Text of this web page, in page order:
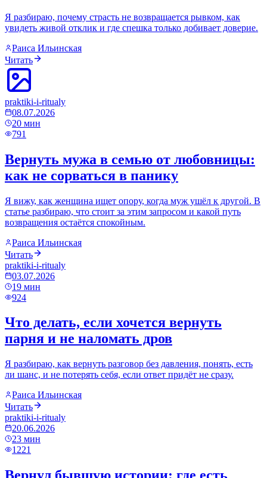
Я разбираю, почему страсть не возвращается рывком, как
увидеть живой отклик и где спешка только добивает доверие.
Раиса Ильинская
Читать
praktiki-i-ritualy
08.07.2026
20 мин
791
Вернуть мужа в семью от любовницы:
как не сорваться в панику
Я вижу, как женщина ищет опору, когда муж ушёл к другой. В
статье разбираю, что стоит за этим запросом и какой путь
возвращения остаётся спокойным.
Раиса Ильинская
Читать
praktiki-i-ritualy
03.07.2026
19 мин
924
Что делать, если хочется вернуть
парня и не наломать дров
Я разбираю, как вернуть разговор без давления, понять, есть
ли шанс, и не потерять себя, если ответ придёт не сразу.
Раиса Ильинская
Читать
praktiki-i-ritualy
20.06.2026
23 мин
1221